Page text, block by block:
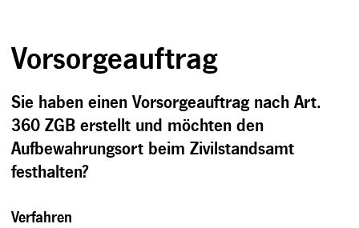
Vorsorgeauftrag
Sie haben einen Vorsorgeauftrag nach Art.
360 ZGB erstellt und möchten den
Aufbewahrungsort beim Zivilstandsamt
festhalten?
Verfahren